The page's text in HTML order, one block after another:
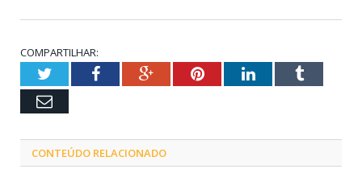
COMPARTILHAR:
TwitterFacebookGoogle+PinterestLinkedInTumblr
Email
CONTEÚDO RELACIONADO